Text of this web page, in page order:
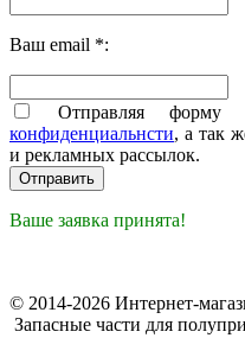
Ваш email *:
Отправляя
конфиденциальнсти, а так
и рекламных рассылок.
Ваше заявка принята!
© 2014-2026 Интернет-
Запасные части для